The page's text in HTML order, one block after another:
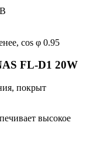
cos φ 0.95
FL-D1 20W
покрыт
высокое